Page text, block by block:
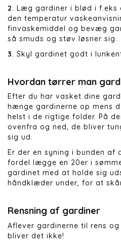
2. Læg gardiner i blød i f.eks
den temperatur
finvaskemiddel og bevæg
så smuds og støv løsner sig.
3. Skyl gardinet godt i
Hvordan tørrer man
Efter du har vasket dine
hænge gardinerne op mens
helst i de rigtige folder. På
ovenfra og ned, de bliver
sig ud.
Er der en syning i bunden af
fordel lægge en 20er i
gardinet med at holde sig
håndklæder under, for at
Rensning af gardiner
Aflever gardinerne til rens
bliver det ikke!